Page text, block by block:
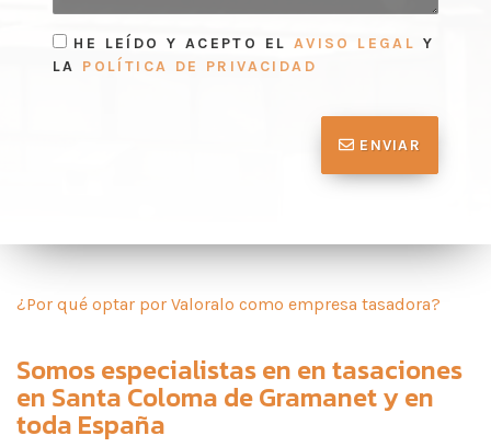
HE LEÍDO Y ACEPTO EL AVISO LEGAL Y
LA POLÍTICA DE PRIVACIDAD
ENVIAR
¿Por qué optar por Valoralo como empresa tasadora?
Somos especialistas en entasaciones
en Santa Coloma de Gramanety en
toda España